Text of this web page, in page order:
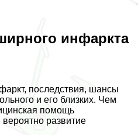
инфаркта
последствия, шансы
и его близких. Чем
помощь
развитие